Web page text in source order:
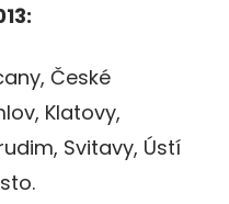
České
Klatovy,
Svitavy, Ústí